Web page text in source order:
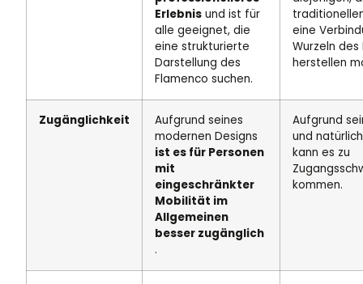
Erlebnis und ist für
alle geeignet, die
eine strukturierte
Darstellung des
Flamenco suchen.
eine
Wurzeln
herstellen
Zugänglichkeit
Aufgrund seines
modernen Designs
ist es für Personen
mit
eingeschränkter
Mobilität im
Allgemeinen
besser zugänglich
.
Aufgrund
und
kann es zu
kommen.